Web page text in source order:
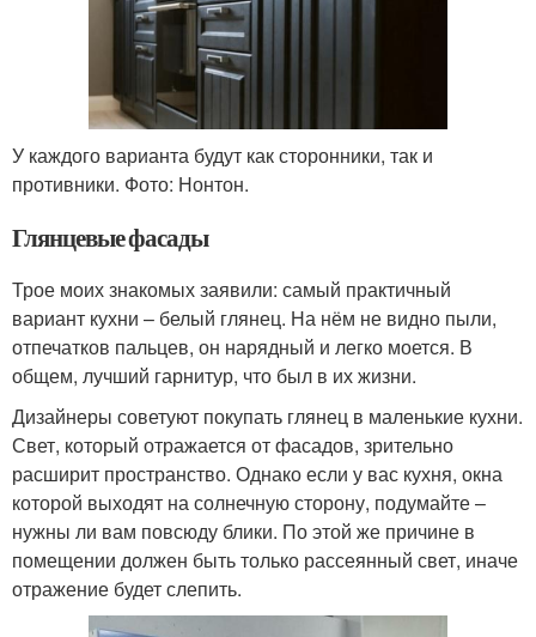
У каждого варианта будут как сторонники, так и
противники. Фото: Нонтон.
Глянцевые фасады
Трое моих знакомых заявили: самый практичный
вариант кухни – белый глянец. На нём не видно пыли,
отпечатков пальцев, он нарядный и легко моется. В
общем, лучший гарнитур, что был в их жизни.
Дизайнеры советуют покупать глянец в маленькие кухни.
Свет, который отражается от фасадов, зрительно
расширит пространство. Однако если у вас кухня, окна
которой выходят на солнечную сторону, подумайте –
нужны ли вам повсюду блики. По этой же причине в
помещении должен быть только рассеянный свет, иначе
отражение будет слепить.